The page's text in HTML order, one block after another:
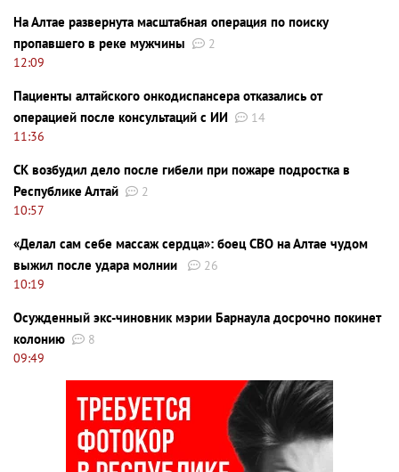
На Алтае развернута масштабная операция по поиску
пропавшего в реке мужчины
2
12:09
Пациенты алтайского онкодиспансера отказались от
операцией после консультаций с ИИ
14
11:36
СК возбудил дело после гибели при пожаре подростка в
Республике Алтай
2
10:57
«Делал сам себе массаж сердца»: боец СВО на Алтае чудом
выжил после удара молнии
26
10:19
Осужденный экс-чиновник мэрии Барнаула досрочно покинет
колонию
8
09:49